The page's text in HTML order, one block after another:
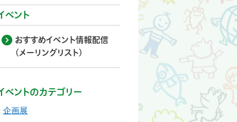
ベント
おすすめイベント情報配信
(メーリングリスト)
ベントのカテゴリー
企画展